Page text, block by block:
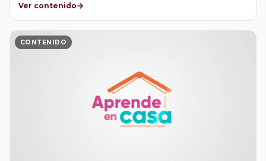
Ver contenido
CONTENIDO